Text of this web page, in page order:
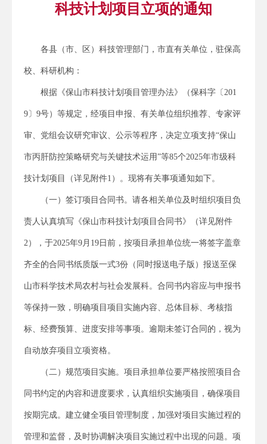
科技计划项目立项的通知
各县（市、区）科技管理部门，市直有关单位，驻保高
校、科研机构：
根据《保山市科技计划项目管理办法》（保科字〔201
9〕9号）等规定，经项目申报、有关单位组织推荐、专家评
审、党组会议研究审议、公示等程序，决定立项支持“保山
市丙肝防控策略研究与关键技术运用”等85个2025年市级科
技计划项目（详见附件1）。现将有关事项通知如下。
（一）签订项目合同书。请各相关单位及时组织项目负
责人认真填写《保山市科技计划项目合同书》（详见附件
2），于2025年9月19日前，按项目承担单位统一将签字盖章
齐全的合同书纸质版一式3份（同时报送电子版）报送至保
山市科学技术局农村与社会发展科。合同书内容应与申报书
等保持一致，明确项目项目实施内容、总体目标、考核指
标、经费预算、进度安排等事项。逾期未签订合同的，视为
自动放弃项目立项资格。
（二）规范项目实施。项目承担单位要严格按照项目合
同书约定的内容和进度要求，认真组织实施项目，确保项目
按期完成。建立健全项目管理制度，加强对项目实施过程的
管理和监督，及时协调解决项目实施过程中出现的问题。项